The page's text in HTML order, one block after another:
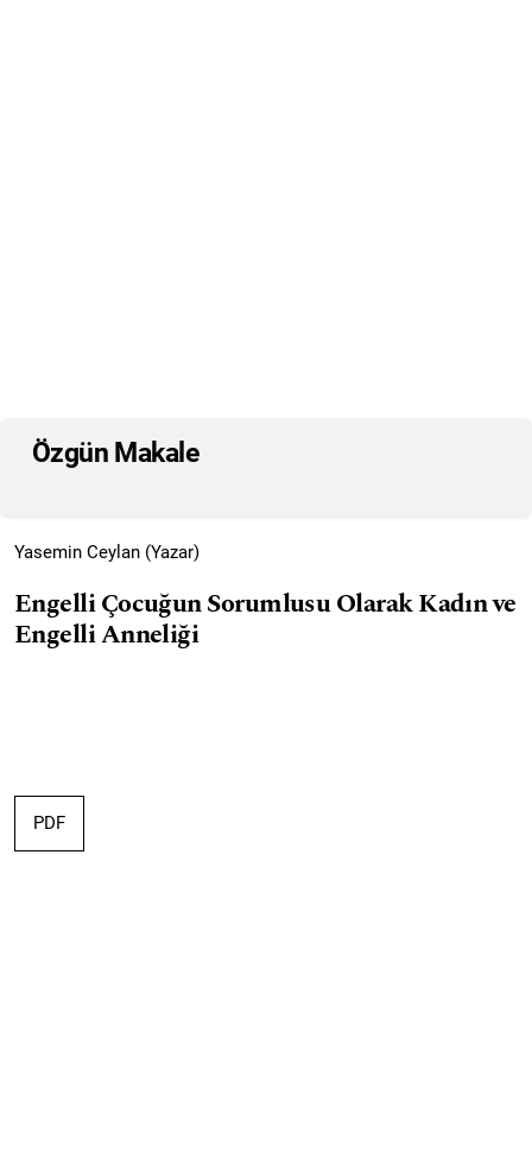
Özgün Makale
Yasemin Ceylan (Yazar)
Engelli Çocuğun Sorumlusu Olarak Kadın ve
Engelli Anneliği
PDF